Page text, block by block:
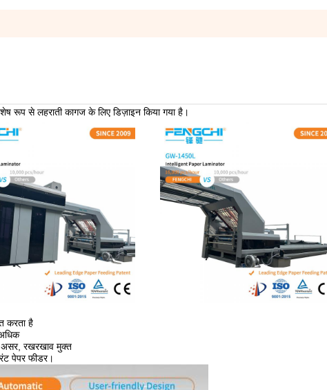
रूप से लहराती कागज के लिए डिज़ाइन किया गया है।
करता है
असर, रखरखाव मुक्त
पेपर फीडर।